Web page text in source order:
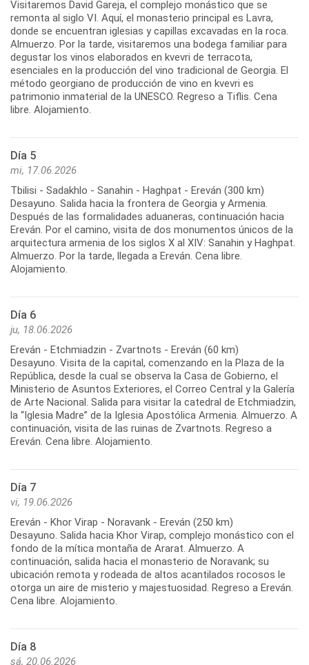
Visitaremos David Gareja, el complejo monástico que se
remonta al siglo VI. Aquí, el monasterio principal es Lavra,
donde se encuentran iglesias y capillas excavadas en la roca.
Almuerzo. Por la tarde, visitaremos una bodega familiar para
degustar los vinos elaborados en kvevri de terracota,
esenciales en la producción del vino tradicional de Georgia. El
método georgiano de producción de vino en kvevri es
patrimonio inmaterial de la UNESCO. Regreso a Tiflis. Cena
Día 5
mi, 17.06.2026
Tbilisi - Sadakhlo - Sanahin - Haghpat - Ereván (300 km)
Desayuno. Salida hacia la frontera de Georgia y Armenia.
Después de las formalidades aduaneras, continuación hacia
Ereván. Por el camino, visita de dos monumentos únicos de la
arquitectura armenia de los siglos X al XIV: Sanahin y Haghpat.
Almuerzo. Por la tarde, llegada a Ereván. Cena libre.
Día 6
ju, 18.06.2026
Ereván - Etchmiadzin - Zvartnots - Ereván (60 km)
Desayuno. Visita de la capital, comenzando en la Plaza de la
República, desde la cual se observa la Casa de Gobierno, el
Ministerio de Asuntos Exteriores, el Correo Central y la Galería
de Arte Nacional. Salida para visitar la catedral de Etchmiadzin,
la “Iglesia Madre” de la Iglesia Apostólica Armenia. Almuerzo. A
continuación, visita de las ruinas de Zvartnots. Regreso a
Día 7
vi, 19.06.2026
Ereván - Khor Virap - Noravank - Ereván (250 km)
Desayuno. Salida hacia Khor Virap, complejo monástico con el
fondo de la mítica montaña de Ararat. Almuerzo. A
continuación, salida hacia el monasterio de Noravank; su
ubicación remota y rodeada de altos acantilados rocosos le
otorga un aire de misterio y majestuosidad. Regreso a Ereván.
Día 8
sá, 20.06.2026